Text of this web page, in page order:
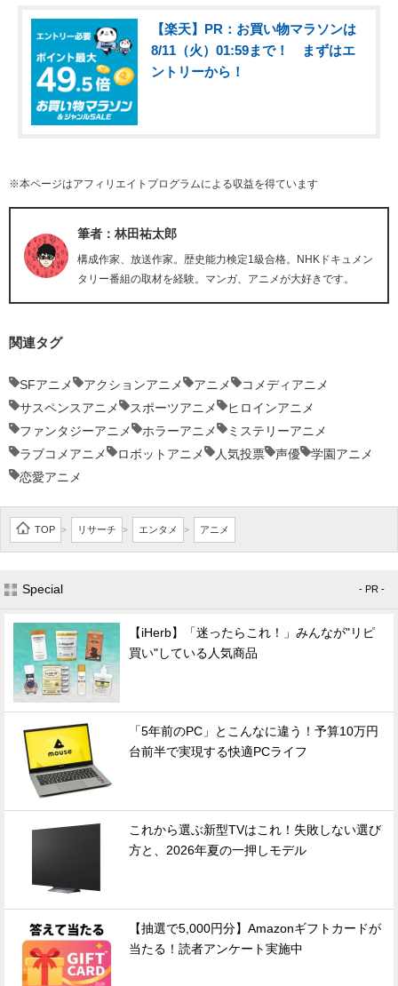
【楽天】PR：お買い物マラソンは
8/11（火）01:59まで！ まずはエ
ントリーから！
※本ページはアフィリエイトプログラムによる収益を得ています
筆者：林田祐太郎
構成作家、放送作家。歴史能力検定1級合格。NHKドキュメン
タリー番組の取材を経験。マンガ、アニメが大好きです。
関連タグ
SFアニメ アクションアニメ アニメ
コメディアニメ
サスペンスアニメ
スポーツアニメ
ヒロインアニメ
ファンタジーアニメ
ホラーアニメ
ミステリーアニメ
ラブコメアニメ
ロボットアニメ 人気投票 声優
学園アニメ
恋愛アニメ
TOP > リサーチ > エンタメ > アニメ
Special - PR -
【iHerb】「迷ったらこれ！」みんなが"リピ
買い"している人気商品
「5年前のPC」とこんなに違う！予算10万円
台前半で実現する快適PCライフ
これから選ぶ新型TVはこれ！失敗しない選び
方と、2026年夏の一押しモデル
【抽選で5,000円分】Amazonギフトカードが
当たる！読者アンケート実施中